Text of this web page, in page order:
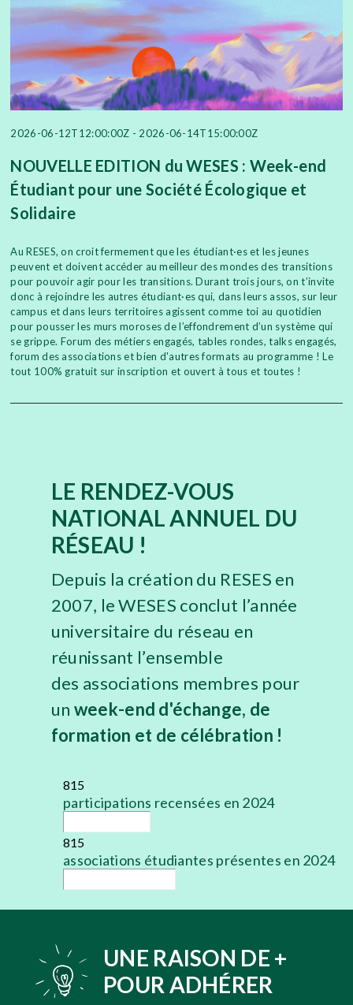
2026-06-12T12:00:00Z - 2026-06-14T15:00:00Z
NOUVELLE EDITION du WESES : Week-end
Étudiant pour une Société Écologique et
Solidaire
Au RESES, on croit fermement que les étudiant·es et les jeunes
peuvent et doivent accéder au meilleur des mondes des transitions
pour pouvoir agir pour les transitions. Durant trois jours, on t’invite
donc à rejoindre les autres étudiant·es qui, dans leurs assos, sur leur
campus et dans leurs territoires agissent comme toi au quotidien
pour pousser les murs moroses de l’effondrement d’un système qui
se grippe. Forum des métiers engagés, tables rondes, talks engagés,
forum des associations et bien d'autres formats au programme ! Le
tout 100% gratuit sur inscription et ouvert à tous et toutes !
LE RENDEZ-VOUS
NATIONAL ANNUEL DU
RÉSEAU !
Depuis la création du RESES en
2007, le WESES conclut l’année
universitaire du réseau en
réunissant l’ensemble
des associations membres pour
un week-end d'échange, de
formation et de célébration !
815
participations recensées en 2024
815
associations étudiantes présentes en 2024
UNE RAISON DE +
POUR ADHÉRER